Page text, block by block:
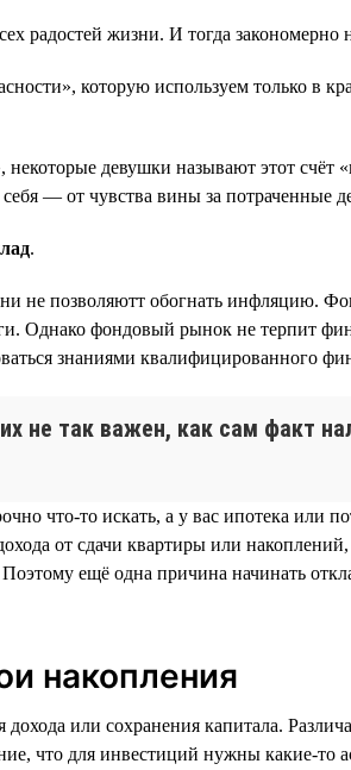
радостей жизни. И тогда закономерно
которую используем только в
девушки называют этот счёт
— от чувства вины за потраченные
.
не позволяютт обогнать инфляцию.
Однако фондовый рынок не терпит
знаниями квалифицированного
не так важен, как сам факт
что-то искать, а у вас ипотека или
от сдачи квартиры или
ещё одна причина начинать
накопления
или сохранения капитала.
что для инвестиций нужны какие-то